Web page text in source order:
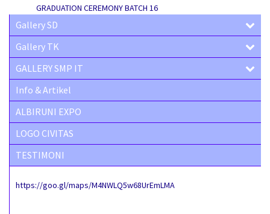
GRADUATION CEREMONY BATCH 16
Gallery SD
Gallery TK
GALLERY SMP IT
Info & Artikel
ALBIRUNI EXPO
LOGO CIVITAS
TESTIMONI
https://goo.gl/maps/M4NWLQ5w68UrEmLMA